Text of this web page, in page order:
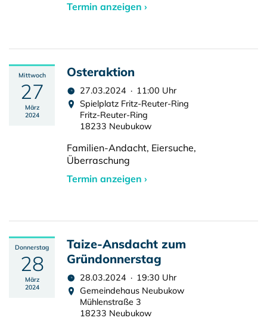
Termin anzeigen ›
Mittwoch
27
März
2024
Osteraktion
27.03.2024 · 11:00 Uhr
Spielplatz Fritz-Reuter-Ring
Fritz-Reuter-Ring
18233 Neubukow
Familien-Andacht, Eiersuche,
Überraschung
Termin anzeigen ›
Donnerstag
28
März
2024
Taize-Ansdacht zum
Gründonnerstag
28.03.2024 · 19:30 Uhr
Gemeindehaus Neubukow
Mühlenstraße 3
18233 Neubukow